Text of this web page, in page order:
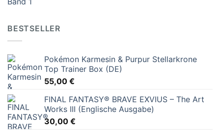
BESTSELLER
Pokémon Karmesin & Purpur Stellarkrone
Top Trainer Box (DE)
55,00 €
FINAL FANTASY® BRAVE EXVIUS – The Art
Works III (Englische Ausgabe)
30,00 €